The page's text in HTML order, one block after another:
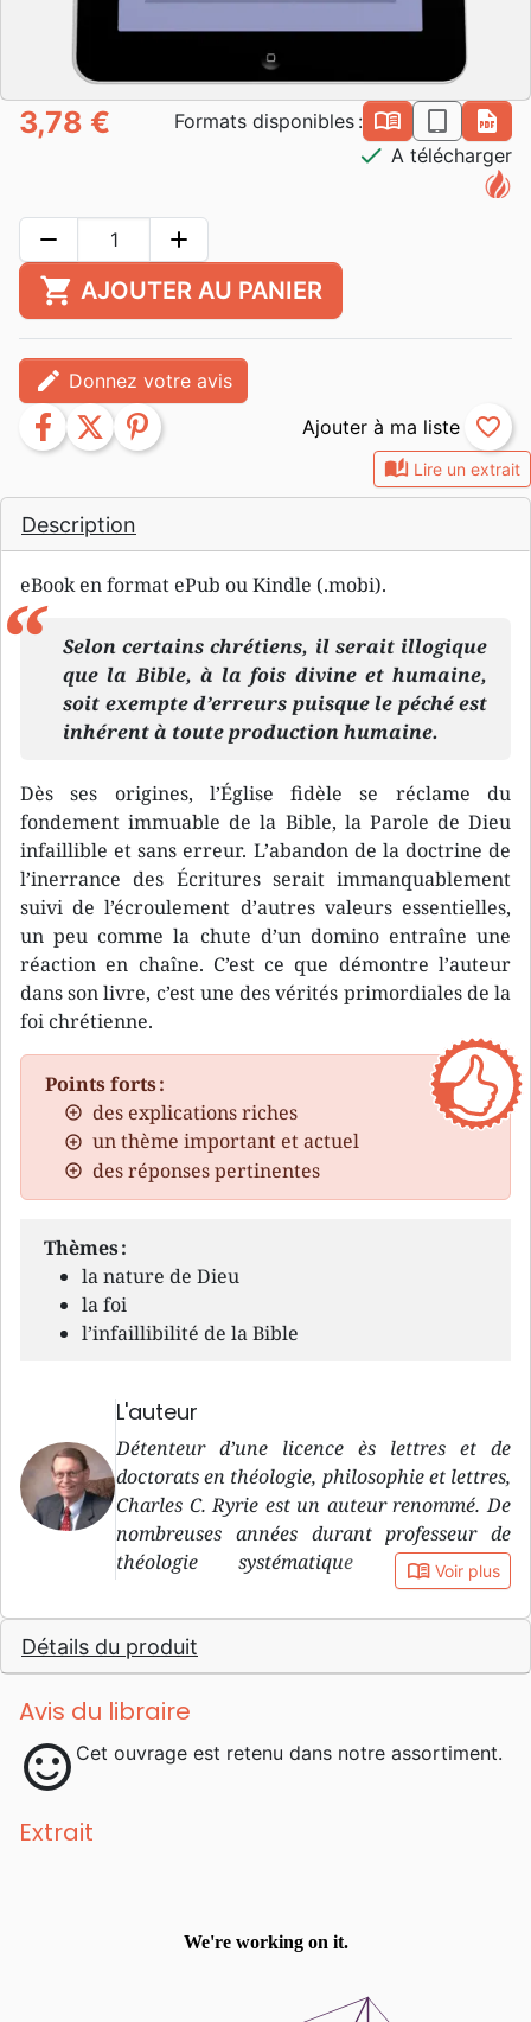
auto_stories Lire un extrait
Description
eBook en format ePub ou Kindle (.mobi).
Selon certains chrétiens, il serait illogique
que la Bible, à la fois divine et humaine,
soit exempte d’erreurs puisque le péché est
inhérent à toute production humaine.
Dès ses origines, l’Église fidèle se réclame du
fondement immuable de la Bible, la Parole de Dieu
infaillible et sans erreur. L’abandon de la doctrine de
l’inerrance des Écritures serait immanquablement
suivi de l’écroulement d’autres valeurs essentielles,
un peu comme la chute d’un domino entraîne une
réaction en chaîne. C’est ce que démontre l’auteur
dans son livre, c’est une des vérités primordiales de la
foi chrétienne.
Points forts :
des explications riches
un thème important et actuel
des réponses pertinentes
Thèmes :
la nature de Dieu
la foi
l’infaillibilité de la Bible
L'auteur
Détenteur d’une licence ès lettres et de
doctorats en théologie, philosophie et lettres,
Charles C. Ryrie est un auteur renommé. De
nombreuses années durant professeur de
théologie systématique au Dallas
Theological Seminary, il en est aujourd’hui
professeur émérite. Il est aussi professeur
associé à la Philadelphia Biblical University.
book_open Voir plus
Détails du produit
Avis du libraire
sentiment_satisfied Cet ouvrage est retenu dans notre assortiment.
Extrait
3,78 € Formats disponibles : book_open epub
pdf
check A télécharger
remove add
shopping_cart AJOUTER AU PANIER
edit Donnez votre avis
facebook twitter pinterest favorite_border